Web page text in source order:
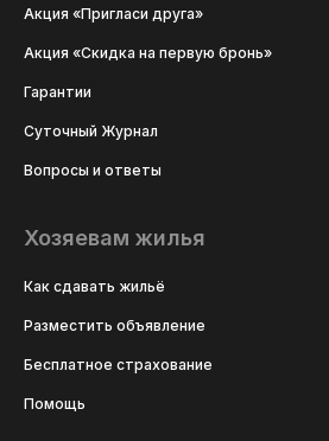
Акция «Пригласи друга»
Акция «Скидка на первую бронь»
Гарантии
Суточный Журнал
Вопросы и ответы
Хозяевам жилья
Как сдавать жильё
Разместить объявление
Бесплатное страхование
Помощь